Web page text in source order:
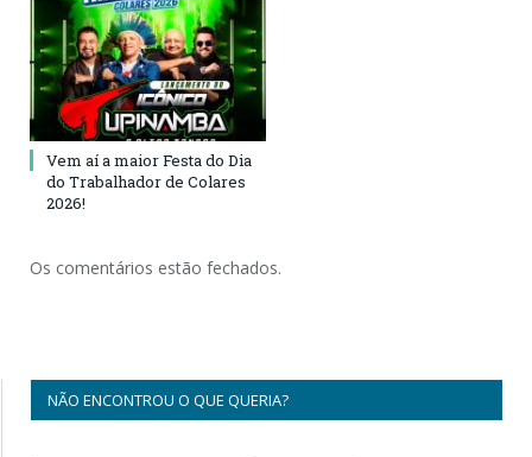
Vem aí a maior Festa do Dia
do Trabalhador de Colares
2026!
Os comentários estão fechados.
NÃO ENCONTROU O QUE QUERIA?